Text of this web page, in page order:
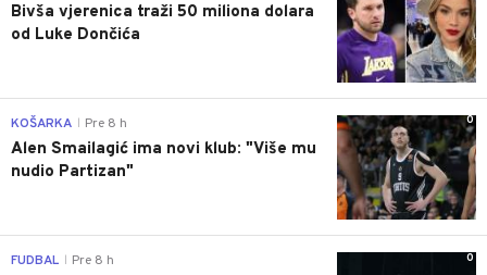
Bivša vjerenica traži 50 miliona dolara
od Luke Dončića
0
KOŠARKA Pre 8 h
Alen Smailagić ima novi klub: "Više mu
nudio Partizan"
0
FUDBAL Pre 8 h